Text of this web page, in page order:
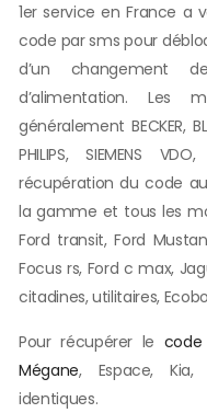
1er service en France a
code par sms pour
d’un changement
d’alimentation. Les
généralement BECKER,
PHILIPS, SIEMENS
récupération du code
la gamme et tous les
Ford transit, Ford
Focus rs, Ford c max,
citadines, utilitaires,
Pour récupérer le
Mégane, Espace, Kia,
identiques.